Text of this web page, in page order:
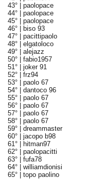
43° | paolopace
44° | paolopace
45° | paolopace
46° |
biso 93
47° | pacittipaolo
48° | elgatoloco
49° | alejazz
50° | fabio1957
51° | joker 91
52° | frz94
53° | paolo 67
54° | dantoco 96
55° | paolo 67
56° | paolo 67
57° | paolo 67
58° | paolo 67
59° | dreammaster
60° | jacopo b98
61° |
hitman97
62° | paolopacitti
63° | fufa78
64° | williamdionisi
65° | topo paolino